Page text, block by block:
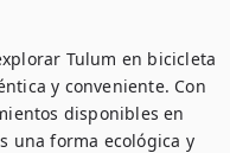
Tulum en bicicleta
y conveniente. Con
disponibles en
una forma ecológica y